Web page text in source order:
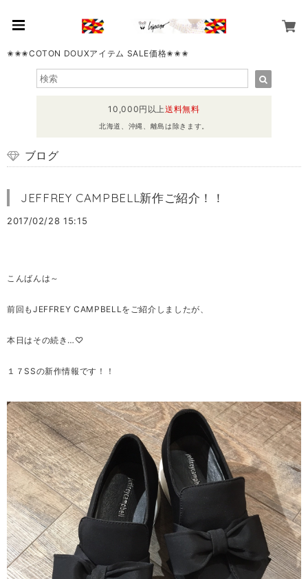
✬✬✬COTON DOUXアイテム SALE価格✬✬✬
10,000円以上送料無料
北海道、沖縄、離島は除きます。
ブログ
JEFFREY CAMPBELL新作ご紹介！！
2017/02/28 15:15
こんばんは～
前回もJEFFREY CAMPBELLをご紹介しましたが、
本日はその続き…♡
１７SSの新作情報です！！